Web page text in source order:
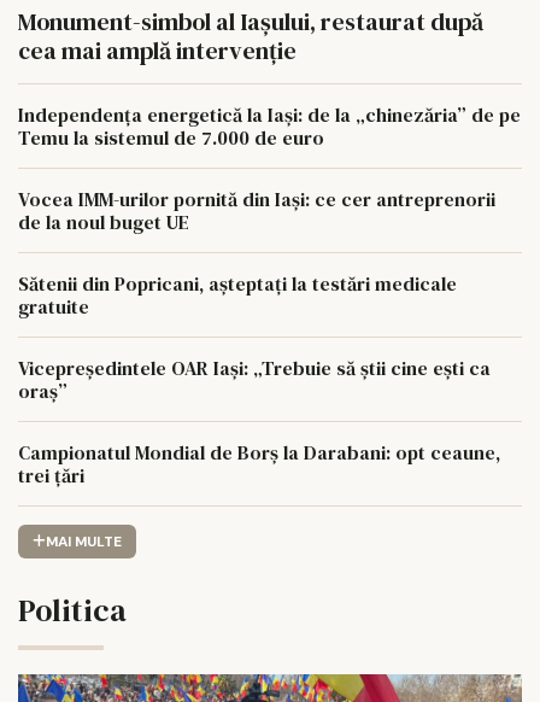
Monument-simbol al Iaşului, restaurat după
cea mai amplă intervenţie
Independența energetică la Iași: de la „chinezăria” de pe
Temu la sistemul de 7.000 de euro
Vocea IMM-urilor pornită din Iași: ce cer antreprenorii
de la noul buget UE
Sătenii din Popricani, așteptați la testări medicale
gratuite
Vicepreședintele OAR Iași: „Trebuie să știi cine ești ca
oraș”
Campionatul Mondial de Borș la Darabani: opt ceaune,
trei țări
MAI MULTE
Politica